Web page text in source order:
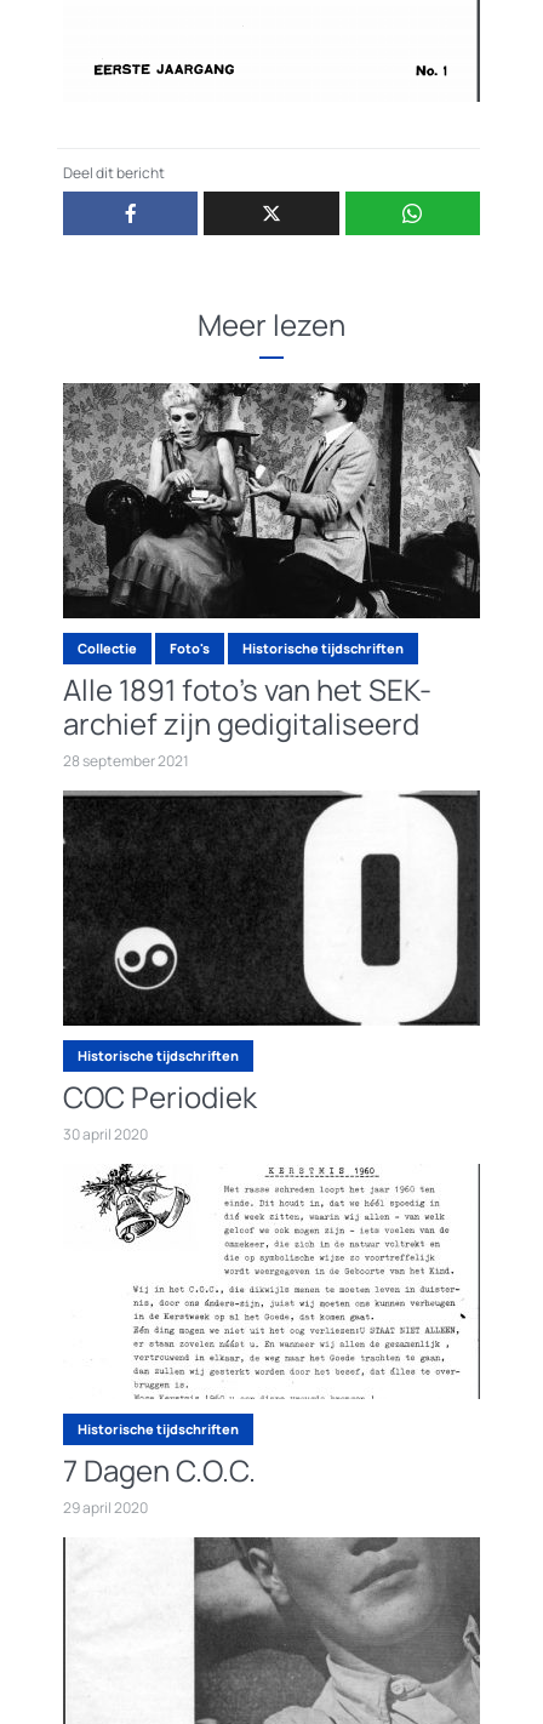
Deel dit bericht
Meer lezen
Collectie Foto's Historische tijdschriften
Alle 1891 foto’s van het SEK-
archief zijn gedigitaliseerd
28 september 2021
Historische tijdschriften
COC Periodiek
30 april 2020
Historische tijdschriften
7 Dagen C.O.C.
29 april 2020